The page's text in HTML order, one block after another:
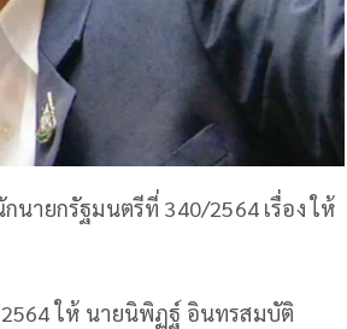
นายกรัฐมนตรีที่ 340/2564 เรื่อง ให้
ให้ นายนิพิฏฐ์ อินทรสมบัติ